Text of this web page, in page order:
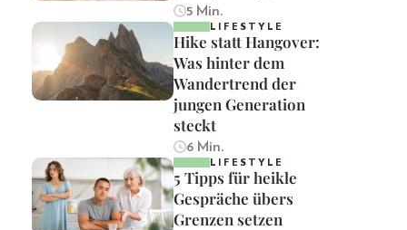
5 Min.
LIFESTYLE
Hike statt Hangover:
Was hinter dem
Wandertrend der
jungen Generation
steckt
6 Min.
LIFESTYLE
5 Tipps für heikle
Gespräche übers
Grenzen setzen